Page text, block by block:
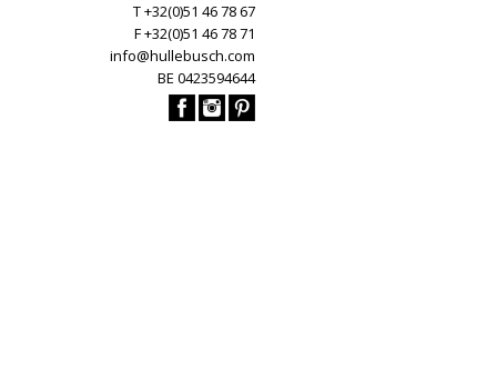
T +32(0)51 46 78 67
F +32(0)51 46 78 71
info@hullebusch.com
BE 0423594644